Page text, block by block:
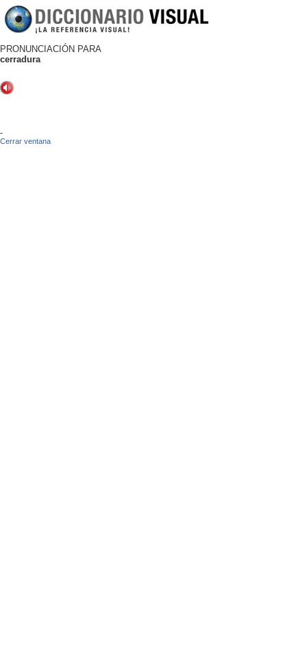
PRONUNCIACIÓN PARA
cerradura
-
Cerrar ventana